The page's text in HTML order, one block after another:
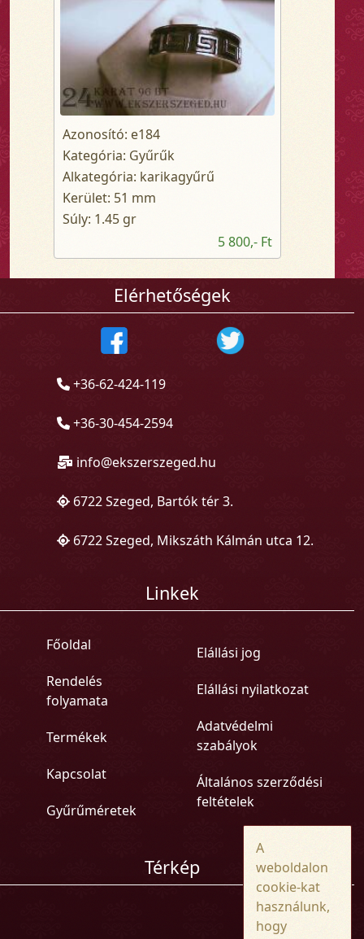
Azonosító: e184
Kategória: Gyűrűk
Alkategória: karikagyűrű
Kerület: 51 mm
Súly: 1.45 gr
5 800,- Ft
Elérhetőségek
+36-62-424-119
+36-30-454-2594
info@ekszerszeged.hu
6722 Szeged, Bartók tér 3.
6722 Szeged, Mikszáth Kálmán utca 12.
Linkek
Főoldal
Rendelés
folyamata
Termékek
Kapcsolat
Gyűrűméretek
Elállási jog
Elállási nyilatkozat
Adatvédelmi
szabályok
Általános szerződési
feltételek
Térkép
A
weboldalon
cookie-kat
használunk,
hogy